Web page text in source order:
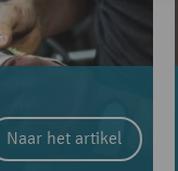
Naar het artikel